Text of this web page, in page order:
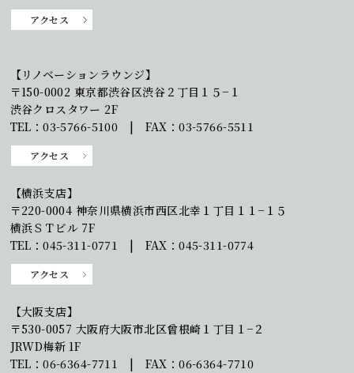
アクセス
【リノベーションラウンジ】
〒150-0002 東京都渋谷区渋谷２丁目１５−１
渋谷クロスタワー 2F
TEL：03-5766-5100 | FAX：03-5766-5511
アクセス
【横浜支店】
〒220-0004 神奈川県横浜市西区北幸１丁目１１−１５
横浜ＳＴビル 7F
TEL：045-311-0771 | FAX：045-311-0774
アクセス
【大阪支店】
〒530-0057 大阪府大阪市北区曾根崎１丁目１−２
JRWD梅新 1F
TEL：06-6364-7711 | FAX：06-6364-7710